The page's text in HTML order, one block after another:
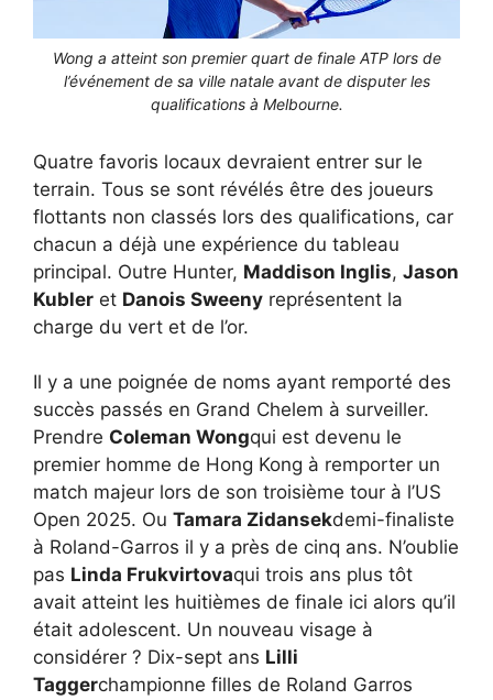
Wong a atteint son premier quart de finale ATP lors de
l’événement de sa ville natale avant de disputer les
qualifications à Melbourne.
Quatre favoris locaux devraient entrer sur le
terrain. Tous se sont révélés être des joueurs
flottants non classés lors des qualifications, car
chacun a déjà une expérience du tableau
principal. Outre Hunter, Maddison Inglis, Jason
Kubler et Danois Sweeny représentent la
charge du vert et de l’or.
Il y a une poignée de noms ayant remporté des
succès passés en Grand Chelem à surveiller.
Prendre Coleman Wongqui est devenu le
premier homme de Hong Kong à remporter un
match majeur lors de son troisième tour à l’US
Open 2025. Ou Tamara Zidansekdemi-finaliste
à Roland-Garros il y a près de cinq ans. N’oublie
pas Linda Frukvirtovaqui trois ans plus tôt
avait atteint les huitièmes de finale ici alors qu’il
était adolescent. Un nouveau visage à
considérer ? Dix-sept ans Lilli
Taggerchampionne filles de Roland Garros